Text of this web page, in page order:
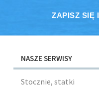
ZAPISZ SIĘ
NASZE SERWISY
Stocznie, statki